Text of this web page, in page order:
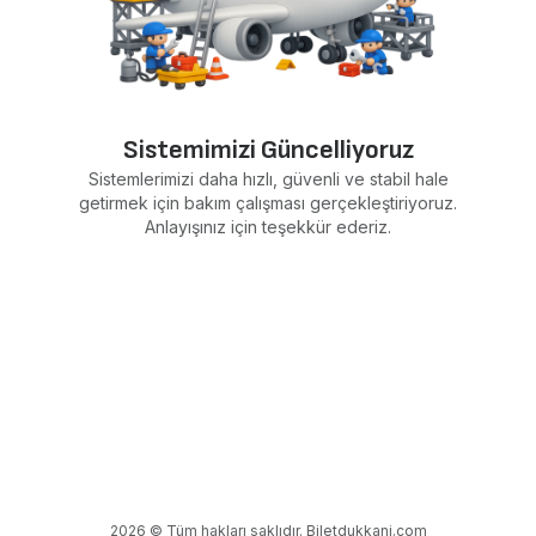
Sistemimizi Güncelliyoruz
Sistemlerimizi daha hızlı, güvenli ve stabil hale
getirmek için bakım çalışması gerçekleştiriyoruz.
Anlayışınız için teşekkür ederiz.
2026 © Tüm hakları saklıdır. Biletdukkani.com